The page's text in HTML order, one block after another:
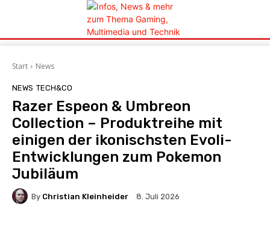
Start News
NEWS TECH&CO
Razer Espeon & Umbreon
Collection – Produktreihe mit
einigen der ikonischsten Evoli-
Entwicklungen zum Pokemon
Jubiläum
By Christian Kleinheider 8. Juli 2026